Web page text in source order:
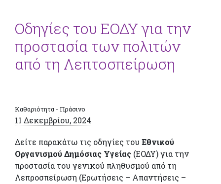
Οδηγίες του ΕΟΔΥ για την
προστασία των πολιτών
από τη Λεπτοσπείρωση
Καθαριότητα - Πράσινο
11 Δεκεμβρίου, 2024
Δείτε παρακάτω τις οδηγίες του Εθνικού
Οργανισμού Δημόσιας Υγείας (ΕΟΔΥ) για την
προστασία του γενικού πληθυσμού από τη
Λεπροσπείρωση (Ερωτήσεις – Απαντήσεις –